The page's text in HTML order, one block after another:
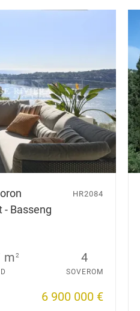
- Basseng
HR2084
m2 4
SOVEROM
6 900 000 €